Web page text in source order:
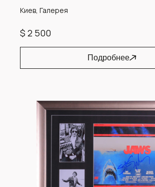
Киев, Галерея
$ 2 500
Подробнее